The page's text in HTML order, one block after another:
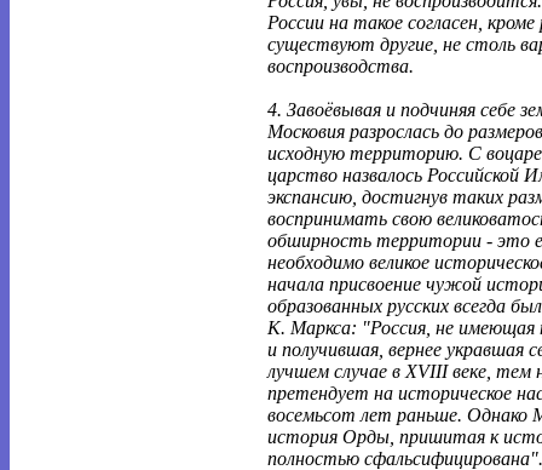
России на такое согласен,
существуют другие, не столь
воспроизводства.
4. Завоёвывая и подчиняя себе
Московия разрослась до
исходную территорию. С
царство назвалось Российской
экспансию, достигнув таких
воспринимать свою
обширность территории - это
необходимо великое
начала присвоение чужой
образованных русских всегда
К. Маркса: "Россия, не имеющая
и получившая, вернее укравшая
лучшем случае в XVIII веке, тем
претендует на историческое
восемьсот лет раньше. Однако
история Орды, пришитая к
полностью сфальсифицирована".